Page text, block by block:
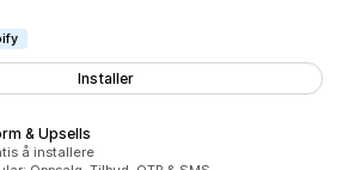
Installer
& Upsells
å installere